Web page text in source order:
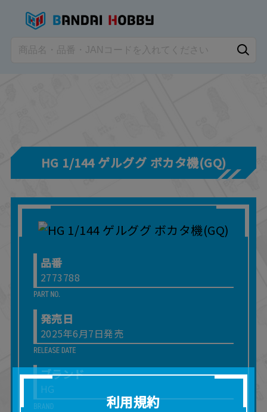
HG 1/144 ゲルググ ボカタ機(GQ)
品番
2773788
発売日
2025年6月7日発売
ブランド
HG
利用規約